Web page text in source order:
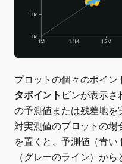
プロットの個々のポイン
タポイント ビンが表示さ
の予測値または残差地を
対実測値のプロットの場
を置くと、予測値（青
（グレーのライン）か